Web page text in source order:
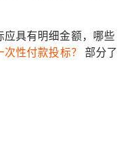
具有明细金额，哪些
性付款投标？
部分了